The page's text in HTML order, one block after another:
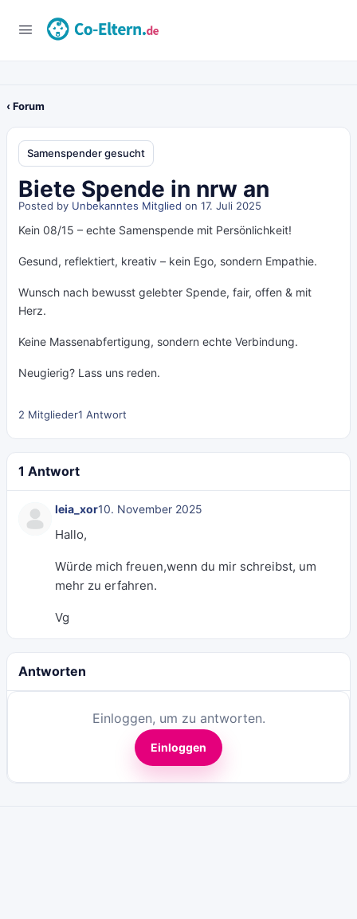
‹ Forum
Samenspender gesucht
Biete Spende in nrw an
Posted by Unbekanntes Mitglied on 17. Juli 2025
Kein 08/15 – echte Samenspende mit Persönlichkeit!
Gesund, reflektiert, kreativ – kein Ego, sondern Empathie.
Wunsch nach bewusst gelebter Spende, fair, offen & mit
Herz.
Keine Massenabfertigung, sondern echte Verbindung.
Neugierig? Lass uns reden.
2 Mitglieder1 Antwort
1 Antwort
leia_xor10. November 2025
Hallo,
Würde mich freuen,wenn du mir schreibst, um
mehr zu erfahren.
Vg
Antworten
Einloggen, um zu antworten.
Einloggen